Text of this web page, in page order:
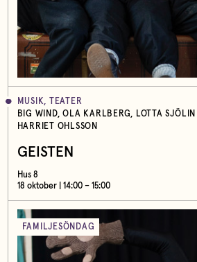
MUSIK, TEATER
BIG WIND, OLA KARLBERG, LOTTA SJÖLIN
HARRIET OHLSSON
GEISTEN
Hus 8
18 oktober | 14:00 – 15:00
FAMILJESÖNDAG